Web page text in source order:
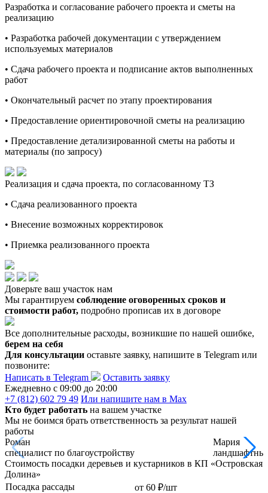
Разработка и согласование рабочего проекта и сметы на
реализацию
• Разработка рабочей документации с утверждением
используемых материалов
• Сдача рабочего проекта и подписание актов выполненных
работ
• Окончательный расчет по этапу проектирования
• Предоставление ориентировочной сметы на реализацию
• Предоставление детализированной сметы на работы и
материалы (по запросу)
Реализация и сдача проекта, по согласованному ТЗ
• Сдача реализованного проекта
• Внесение возможных корректировок
• Приемка реализованного проекта
Доверьте ваш участок нам
Мы гарантируем соблюдение оговоренных сроков и
стоимости работ, подробно прописав их в договоре
Все дополнительные расходы, возникшие по нашей ошибке,
берем на себя
Для консультации оставьте заявку, напишите в Telegram или
позвоните:
Написать в Telegram
Оставить заявку
Ежедневно c 09:00 до 20:00
+7 (812) 602 79 49 Или напишите нам в Max
Кто будет работать на вашем участке
Мы не боимся брать ответственность за результат нашей
работы
Роман
специалист по благоустройству
Мария
Стоимость посадки деревьев и кустарников в КП «Островская
Долина»
Посадка рассады
от 60 ₽/шт